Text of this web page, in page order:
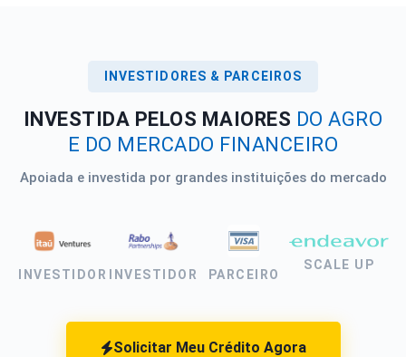
INVESTIDORES & PARCEIROS
INVESTIDA PELOS MAIORES DO AGRO
E DO MERCADO FINANCEIRO
Apoiada e investida por grandes instituições do mercado
INVESTIDOR INVESTIDOR PARCEIRO
SCALE UP
Solicitar Meu Crédito Agora